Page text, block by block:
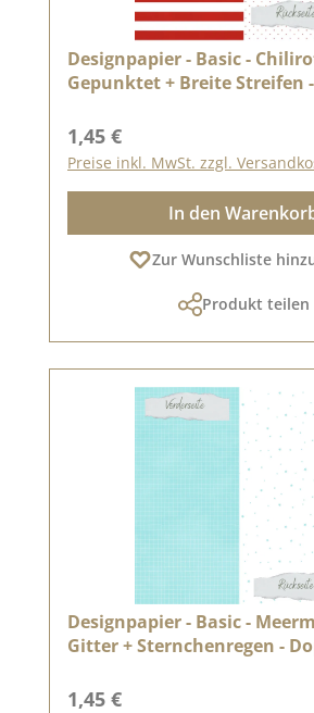
Designpapier - Basic -
Gepunktet + Breite Streifen -
Regulärer Preis:
1,45 €
Preise inkl. MwSt. zzgl.
In den
Zur Wunschliste
Produkt teilen
Designpapier - Basic -
Gitter + Sternchenregen -
Regulärer Preis:
1,45 €